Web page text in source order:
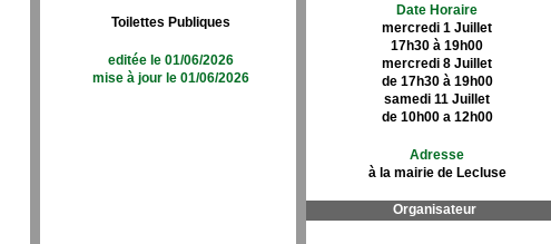
Toilettes Publiques
editée le 01/06/2026
mise à jour le 01/06/2026
Date Horaire
mercredi 1 Juillet
17h30 à 19h00
mercredi 8 Juillet
de 17h30 à 19h00
samedi 11 Juillet
de 10h00 a 12h00
Adresse
à la mairie de Lecluse
Organisateur